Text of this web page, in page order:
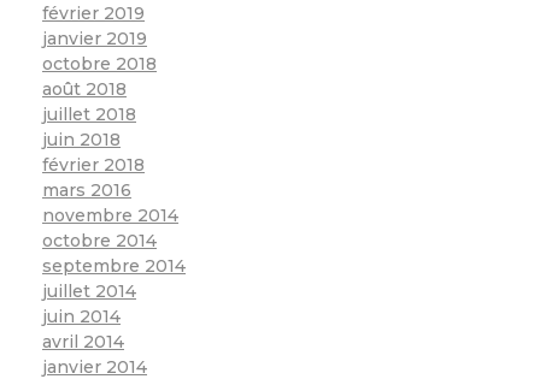
février 2019
janvier 2019
octobre 2018
août 2018
juillet 2018
juin 2018
février 2018
mars 2016
novembre 2014
octobre 2014
septembre 2014
juillet 2014
juin 2014
avril 2014
janvier 2014